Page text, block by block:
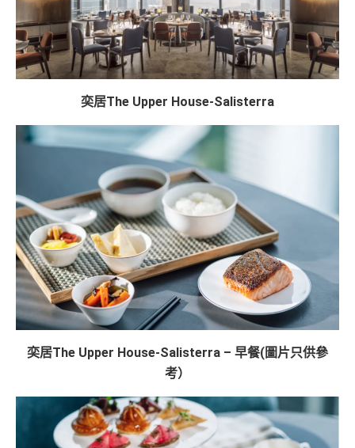
奕居The Upper House-Salisterra
奕居The Upper House-Salisterra – 早餐(圖片只供參
考）